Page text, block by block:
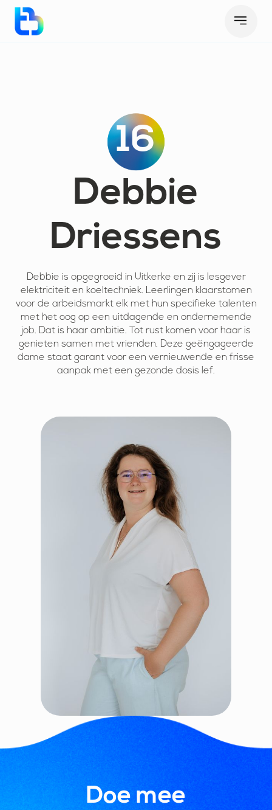
16
Debbie
Driessens
Debbie is opgegroeid in Uitkerke en zij is lesgever
elektriciteit en koeltechniek. Leerlingen klaarstomen
voor de arbeidsmarkt elk met hun specifieke talenten
met het oog op een uitdagende en ondernemende
job. Dat is haar ambitie. Tot rust komen voor haar is
genieten samen met vrienden. Deze geëngageerde
dame staat garant voor een vernieuwende en frisse
aanpak met een gezonde dosis lef.
Doe mee